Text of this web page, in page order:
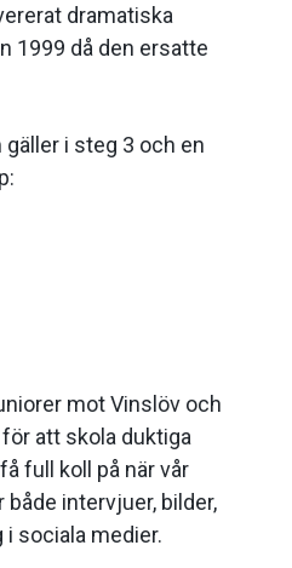
dramatiska
1999 då den ersatte
i steg 3 och en
mot Vinslöv och
för att skola duktiga
full koll på när vår
både intervjuer, bilder,
sociala medier.